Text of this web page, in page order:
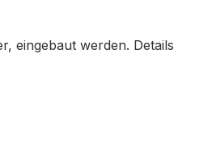
eingebaut werden. Details